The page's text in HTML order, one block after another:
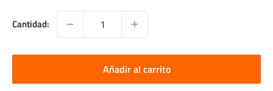
Cantidad:
Añadir al carrito